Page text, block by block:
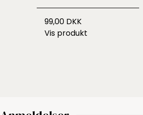
99,00 DKK
Vis produkt